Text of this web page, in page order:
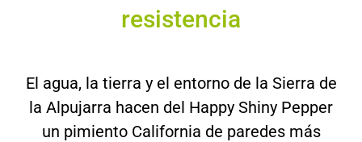
resistencia
El agua, la tierra y el entorno de la Sierra de
la Alpujarra hacen del Happy Shiny Pepper
un pimiento California de paredes más